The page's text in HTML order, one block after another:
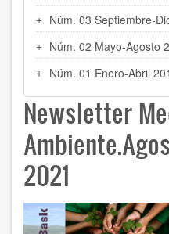
Núm. 03 Septiembre-
Núm. 02 Mayo-Agosto
Núm. 01 Enero-Abril
Newsletter
2021